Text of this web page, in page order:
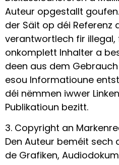
Auteur opgestallt
der Säit op déi Referenz
verantwortlech fir illegal,
onkomplett Inhalter a
deen aus dem
esou Informatioune
déi nëmmen iwwer
Publikatioun bezitt.
3. Copyright an
Den Auteur beméit sech
de Grafiken,